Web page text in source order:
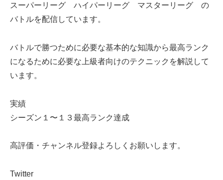
スーパーリーグ ハイパーリーグ マスターリーグ の
バトルを配信しています。
バトルで勝つために必要な基本的な知識から最高ランク
になるために必要な上級者向けのテクニックを解説して
います。
実績
シーズン１〜１３最高ランク達成
高評価・チャンネル登録よろしくお願いします。
Twitter